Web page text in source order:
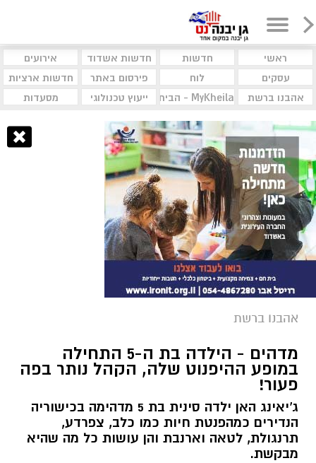
ראשי חדשות חדשות אשדוד
אירועים
עסקים
לוח פירסום באתר
חדשות ארציות
אהבנו ברשת
MyKheila - הבית לעסקים וקהילות ייעוץ טכנולוגי מסעדות
אהבנו ברשת
מדהים - הילדה בת ה-5 התחילה
במופע ההיפנוט שלה, הקהל נותר בפה
פעור!
ג'יאינג האן ילדה סינית בת 5 מדהימה בכישוריה
הנדירים כמהפנטת חיות כמו כלב, צפרדע,
תרנגולת, לטאה וארנבת והן עושות כל מה שהיא
מבקשת.